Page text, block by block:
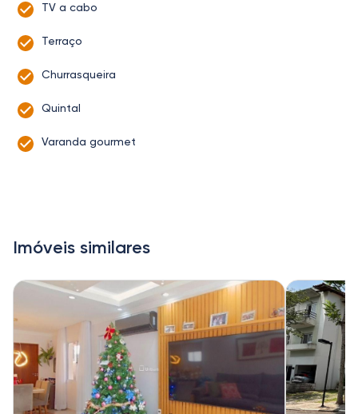
TV a cabo
Terraço
Churrasqueira
Quintal
Varanda gourmet
Imóveis similares